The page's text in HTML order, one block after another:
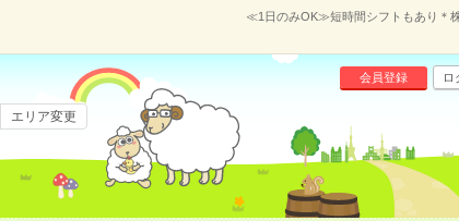
≪1日のみOK≫短時間シフトもあり＊
会員登録 ロ
エリア変更